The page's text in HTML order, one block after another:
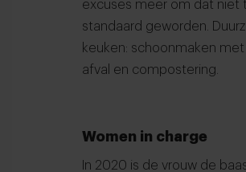
excuses meer om dat niet
standaard geworden.
keuken: schoonmaken
afval en compostering.
Women in charge
In 2020 is de vrouw de